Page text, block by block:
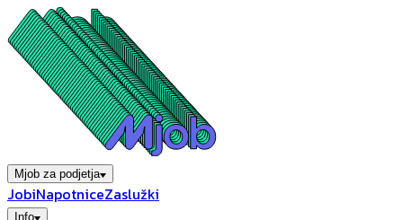
Mjob za podjetja
JobiNapotniceZaslužki
Info